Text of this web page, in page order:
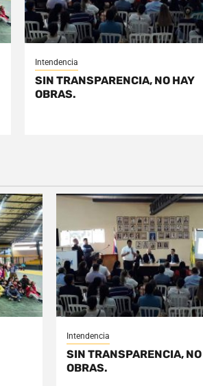
Intendencia
SIN TRANSPARENCIA, NO HAY
OBRAS.
Intendencia
SIN TRANSPARENCIA,
OBRAS.